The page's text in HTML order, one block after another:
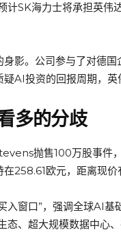
SK海力士将承担英
身影。公司参与了对德
AI投资的回报周期，
多的分歧
抛售100万股事件
258.61欧元，距离现价
入窗口”，强调全球AI
态、超大规模数据中心